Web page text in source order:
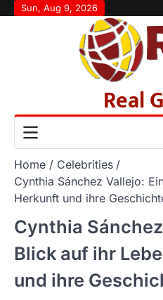
SkipSun, Aug 9, 2026
Real
Home
Celebrities
Cynthia Sánchez Vallejo:
Herkunft und ihre
Cynthia
Blick auf ihr
und ihre